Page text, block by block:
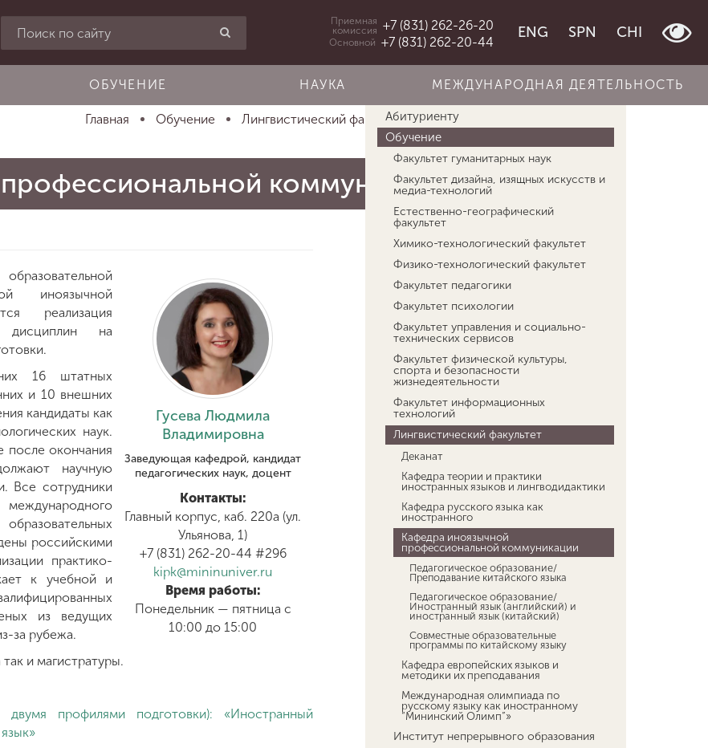
Приемная
комиссия +7 (831) 262-26-20
Основной +7 (831) 262-20-44
ENG SPN CHI
ОБУЧЕНИЕ НАУКА МЕЖДУНАРОДНАЯ ДЕЯТЕЛЬНОСТЬ
Главная Обучение Лингвистический факультет Кафедра иноязычной професс...
коммуникации
Гусева Людмила
Владимировна
Заведующая кафедрой, кандидат
педагогических наук, доцент
Контакты:
Главный корпус, каб. 220а (ул.
Ульянова, 1)
+7 (831) 262-20-44 #296
kipk@mininuniver.ru
Время работы:
Понедельник — пятница с
10:00 до 15:00
иноязычной
реализация
дисциплин на
16 штатных
и 10 внешних
кандидаты как
наук.
после окончания
научную
Все сотрудники
российскими
практико-
к учебной и
из ведущих
за рубежа.
и магистратуры.
профилями подготовки): «Иностранный
Об университете
Абитуриенту
Обучение
Факультет гуманитарных наук
Факультет дизайна, изящных искусств и
медиа-технологий
Естественно-географический
факультет
Химико-технологический факультет
Физико-технологический факультет
Факультет педагогики
Факультет психологии
Факультет управления и социально-
технических сервисов
Факультет физической культуры,
спорта и безопасности
жизнедеятельности
Факультет информационных
технологий
Лингвистический факультет
Деканат
Кафедра теории и практики
иностранных языков и лингводидактики
Кафедра русского языка как
иностранного
Кафедра иноязычной
профессиональной коммуникации
Педагогическое образование/
Преподавание китайского языка
Педагогическое образование/
Иностранный язык (английский) и
иностранный язык (китайский)
Совместные образовательные
программы по китайскому языку
Кафедра европейских языков и
методики их преподавания
Международная олимпиада по
русскому языку как иностранному
“Мининский Олимп”»
Институт непрерывного образования